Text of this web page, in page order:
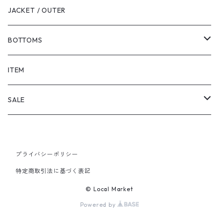
JACKET / OUTER
BOTTOMS
SHORTS
PANTS
ITEM
SALE
PANTS
プライバシーポリシー
特定商取引法に基づく表記
© Local Market
Powered by